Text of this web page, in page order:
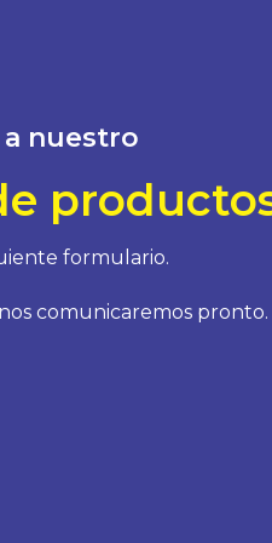
a nuestro
formulario.
comunicaremos pronto.